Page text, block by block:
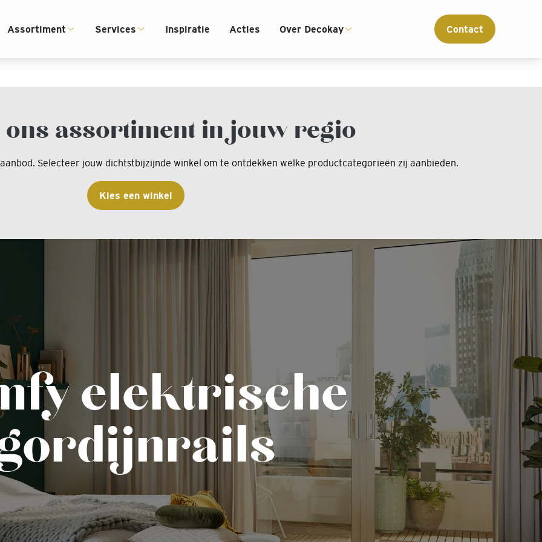
Interieur advies op maat
Assortiment Services Inspiratie Acties Over Decokay Contact
ons assortiment in jouw regio
Selecteer jouw dichtstbijzijnde winkel om te ontdekken welke productcategorieën zij aanbieden.
Kies een winkel
elektrische